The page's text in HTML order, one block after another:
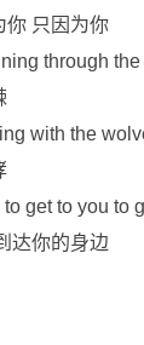
你 只因为你
through
with the
get to you to
达你的身边